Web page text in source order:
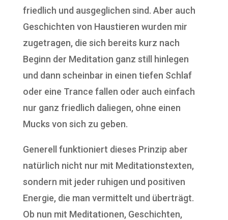
friedlich und ausgeglichen sind. Aber auch
Geschichten von Haustieren wurden mir
zugetragen, die sich bereits kurz nach
Beginn der Meditation ganz still hinlegen
und dann scheinbar in einen tiefen Schlaf
oder eine Trance fallen oder auch einfach
nur ganz friedlich daliegen, ohne einen
Mucks von sich zu geben.
Generell funktioniert dieses Prinzip aber
natürlich nicht nur mit Meditationstexten,
sondern mit jeder ruhigen und positiven
Energie, die man vermittelt und überträgt.
Ob nun mit Meditationen, Geschichten,